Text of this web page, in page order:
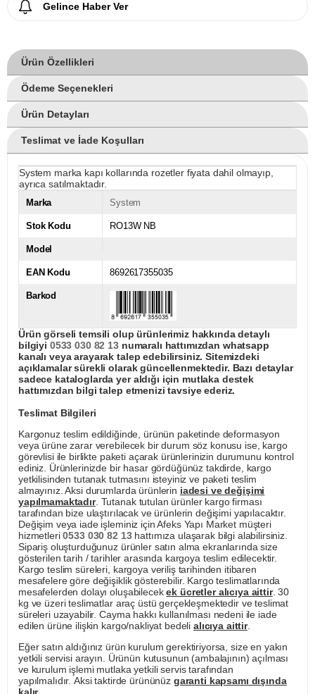
Gelince Haber Ver
Ürün Özellikleri
Ödeme Seçenekleri
Ürün Detayları
Teslimat ve İade Koşulları
System marka kapı kollarında rozetler fiyata dahil olmayıp,
ayrıca satılmaktadır.
Marka System
Stok Kodu RO13W NB
Model
EAN Kodu 8692617355035
Barkod
Ürün görseli temsili olup ürünlerimiz hakkında detaylı
bilgiyi 0533 030 82 13numaralı hattımızdan whatsapp
kanalı veya arayarak talep edebilirsiniz. Sitemizdeki
açıklamalar sürekli olarak güncellenmektedir. Bazı detaylar
sadece kataloglarda yer aldığı için mutlaka destek
hattımızdan bilgi talep etmenizi tavsiye ederiz.
Teslimat Bilgileri
Kargonuz teslim edildiğinde, ürünün paketinde deformasyon
veya ürüne zarar verebilecek bir durum söz konusu ise, kargo
görevlisi ile birlikte paketi açarak ürünlerinizin durumunu kontrol
ediniz. Ürünlerinizde bir hasar gördüğünüz takdirde, kargo
yetkilisinden tutanak tutmasını isteyiniz ve paketi teslim
almayınız. Aksi durumlarda ürünlerin iadesi ve değişimi
yapılmamaktadır. Tutanak tutulan ürünler kargo firması
tarafından bize ulaştırılacak ve ürünlerin değişimi yapılacaktır.
Değişim veya iade işleminiz için Afeks Yapı Market müşteri
hizmetleri0533 030 82 13hattımıza ulaşarak bilgi alabilirsiniz.
Sipariş oluşturduğunuz ürünler satın alma ekranlarında size
gösterilen tarih / tarihler arasında kargoya teslim edilecektir.
Kargo teslim süreleri, kargoya veriliş tarihinden itibaren
mesafelere göre değişiklik gösterebilir. Kargo teslimatlarında
mesafelerden dolayı oluşabilecekek ücretler alıcıya aittir. 30
kg ve üzeri teslimatlar araç üstü gerçekleşmektedir ve teslimat
süreleri uzayabilir. Cayma hakkı kullanılması nedeni ile iade
edilen ürüne ilişkin kargo/nakliyat bedeli alıcıya aittir.
Eğer satın aldığınız ürün kurulum gerektiriyorsa, size en yakın
yetkili servisi arayın. Ürünün kutusunun (ambalajının) açılması
ve kurulum işlemi mutlaka yetkili servis tarafından
yapılmalıdır. Aksi taktirde ürününüz garanti kapsamı dışında